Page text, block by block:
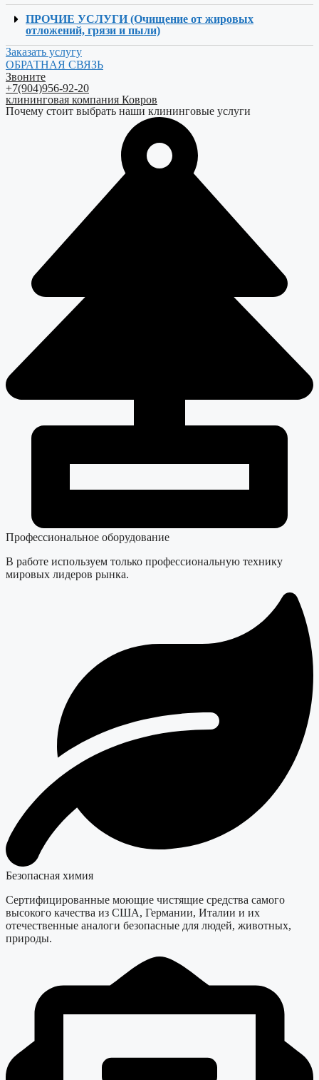
ПРОЧИЕ УСЛУГИ (Очищение от жировых
отложений, грязи и пыли)
Заказать услугу
ОБРАТНАЯ СВЯЗЬ
Звоните
+7(904)956-92-20
клининговая компания Ковров
Почему стоит выбрать наши клининговые услуги
Профессиональное оборудование
В работе используем только профессиональную технику
мировых лидеров рынка.
Безопасная химия
Сертифицированные моющие чистящие средства самого
высокого качества из США, Германии, Италии и их
отечественные аналоги безопасные для людей, животных,
природы.